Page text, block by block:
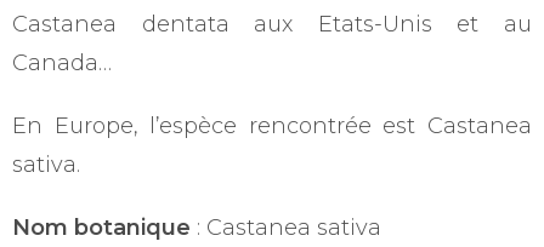
Castanea dentata aux Etats-Unis et au
Canada…
En Europe, l’espèce rencontrée est Castanea
sativa.
Nom botanique : Castanea sativa